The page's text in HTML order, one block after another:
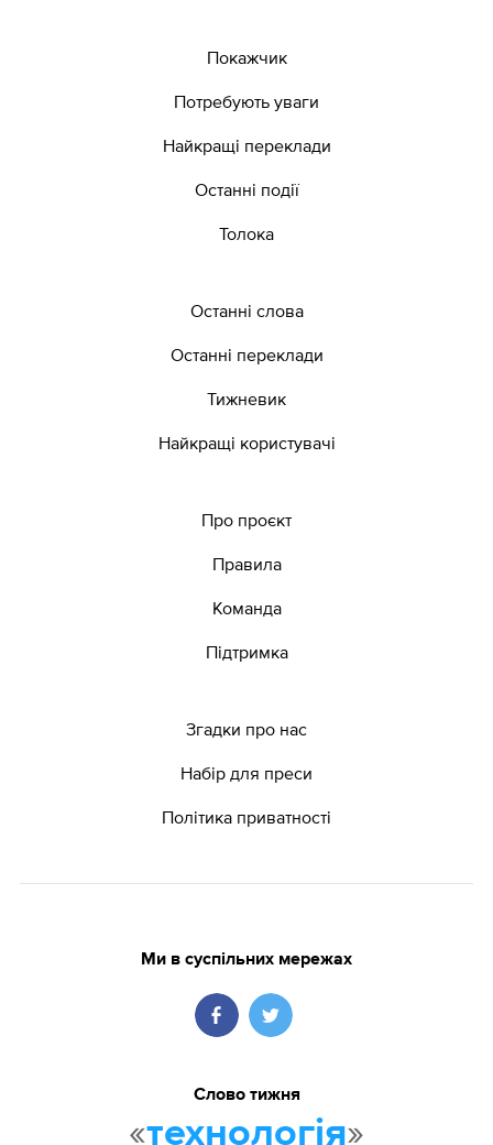
Покажчик
Потребують уваги
Найкращі переклади
Останні події
Толока
Останні слова
Останні переклади
Тижневик
Найкращі користувачі
Про проєкт
Правила
Команда
Підтримка
Згадки про нас
Набір для преси
Політика приватності
Ми в суспільних мережах
Слово тижня
«технологія»